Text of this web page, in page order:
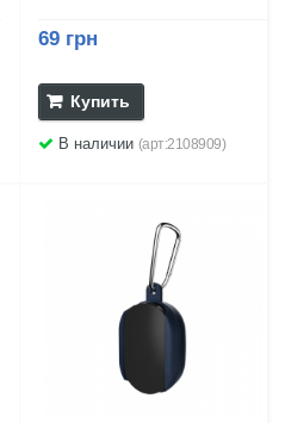
69 грн
Купить
В наличии (арт:2108909)